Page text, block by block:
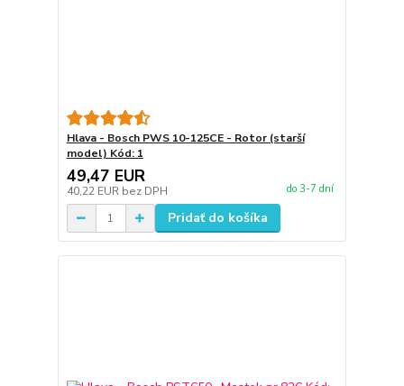
Hlava - Bosch PWS 10-125CE - Rotor (starší
model) Kód: 1
49,47 EUR
40,22 EUR bez DPH do 3-7 dní
Pridať do košíka